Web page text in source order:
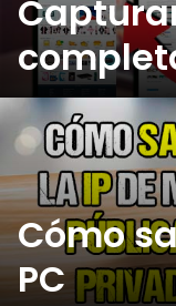
Cómo
PC